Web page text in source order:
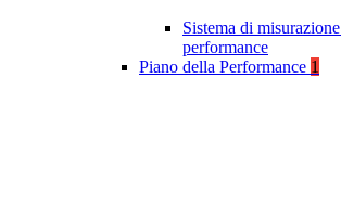
Sistema di
performance
Piano della Performance 1